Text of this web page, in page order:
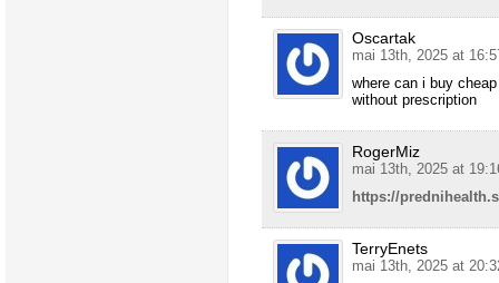
Oscartak
mai 13th, 2025 at
where can i buy
without prescription
RogerMiz
mai 13th, 2025 at
https://
TerryEnets
mai 13th, 2025 at